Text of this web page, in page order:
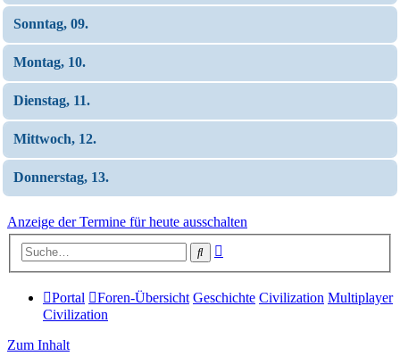
Sonntag, 09.
Montag, 10.
Dienstag, 11.
Mittwoch, 12.
Donnerstag, 13.
Anzeige der Termine für heute ausschalten
Suche
Portal Foren-Übersicht Geschichte Civilization Multiplayer
Civilization
Zum Inhalt